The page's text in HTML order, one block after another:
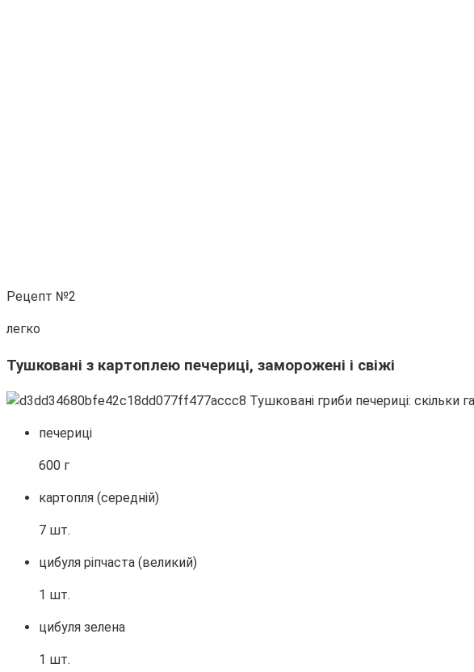
Рецепт №2
легко
Тушковані з картоплею печериці, заморожені і свіжі
печериці
600 г
картопля (середній)
7 шт.
цибуля ріпчаста (великий)
1 шт.
цибуля зелена
1 шт.